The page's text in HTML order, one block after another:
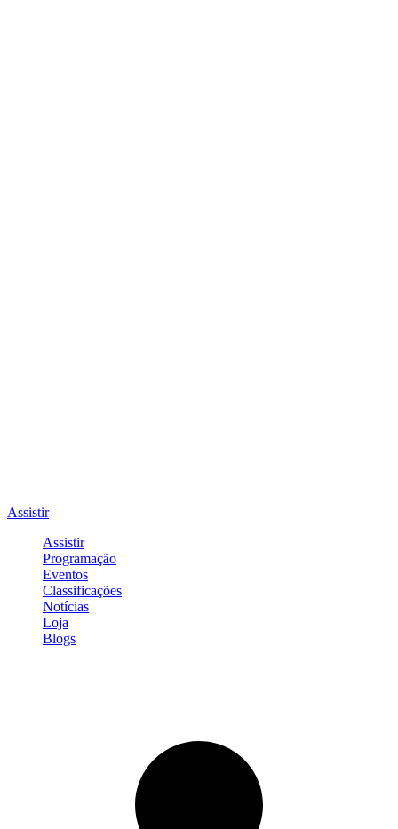
Assistir
Assistir
Programação
Eventos
Classificações
Notícias
Loja
Blogs